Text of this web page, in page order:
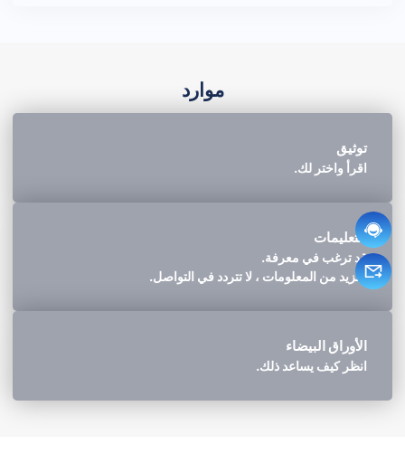
موارد
توثيق
اقرأ واختر لك.
التعليمات
قد ترغب في معرفة.
لمزيد من المعلومات ، لا تتردد في التواصل.
الأوراق البيضاء
انظر كيف يساعد ذلك.